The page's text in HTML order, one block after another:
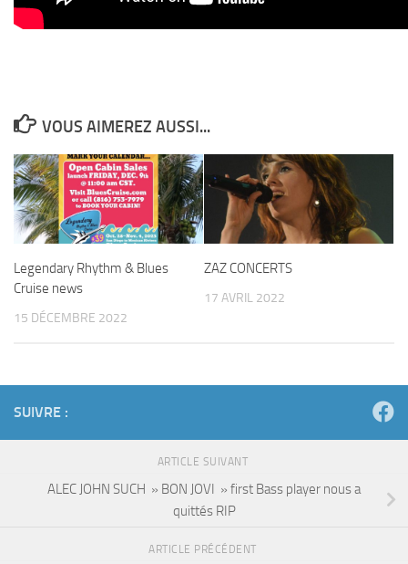
VOUS AIMEREZ AUSSI...
Legendary Rhythm & Blues
Cruise news
15 DÉCEMBRE 2022
ZAZ CONCERTS
17 AVRIL 2022
SUIVRE :
ARTICLE SUIVANT
ALEC JOHN SUCH » BON JOVI » first Bass player nous a
quittés RIP
ARTICLE PRÉCÉDENT